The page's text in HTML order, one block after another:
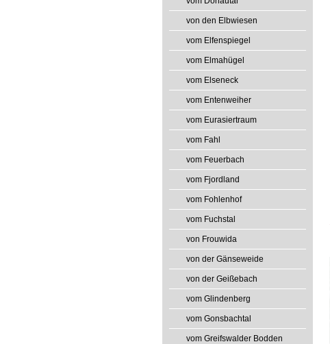
von den Elbwiesen
vom Elfenspiegel
vom Elmahügel
vom Elseneck
vom Entenweiher
vom Eurasiertraum
vom Fahl
vom Feuerbach
vom Fjordland
vom Fohlenhof
vom Fuchstal
von Frouwida
von der Gänseweide
von der Geißebach
vom Glindenberg
vom Gonsbachtal
vom Greifswalder Bodden